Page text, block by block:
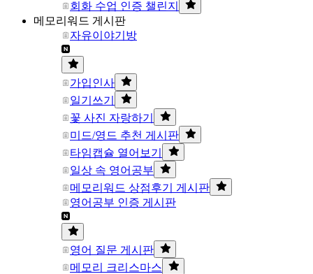
회화 수업 인증 챌린지
메모리워드 게시판
자유이야기방
가입인사
일기쓰기
꽃 사진 자랑하기
미드/영드 추천 게시판
타임캡슐 열어보기
일상 속 영어공부
메모리워드 상점후기 게시판
영어공부 인증 게시판
영어 질문 게시판
메모리 크리스마스